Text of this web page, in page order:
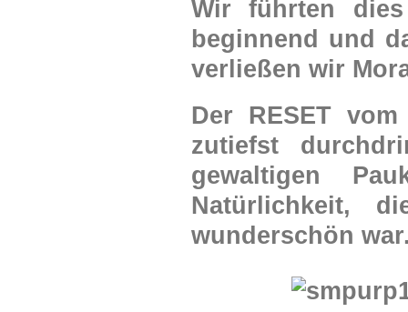
Wir führten
beginnend und
verließen wir
Der RESET
zutiefst
gewaltigen
Natürlichkeit,
wunderschön